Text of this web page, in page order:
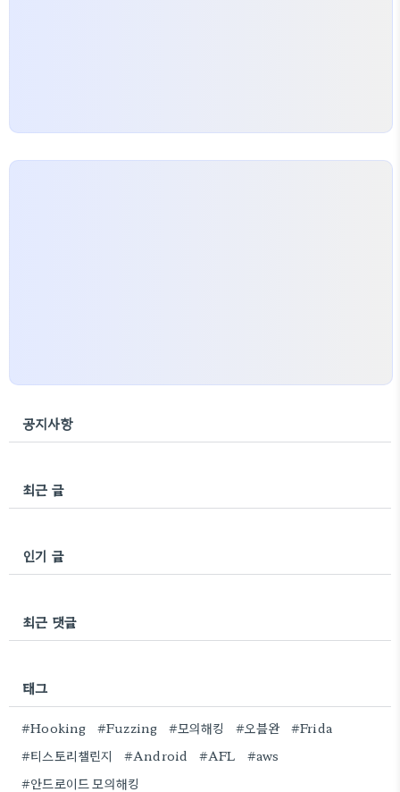
공지사항
최근 글
인기 글
최근 댓글
태그
#Hooking #Fuzzing #모의해킹 #오블완
#Frida
#티스토리챌린지
#Android #AFL
#aws
#안드로이드 모의해킹